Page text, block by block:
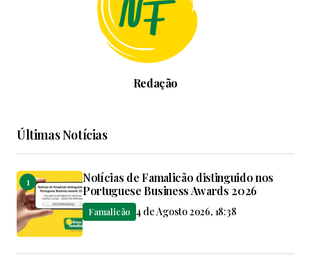
Redação
Últimas Notícias
Notícias de Famalicão distinguido nos
Portuguese Business Awards 2026
Famalicão 4 de Agosto 2026, 18:38